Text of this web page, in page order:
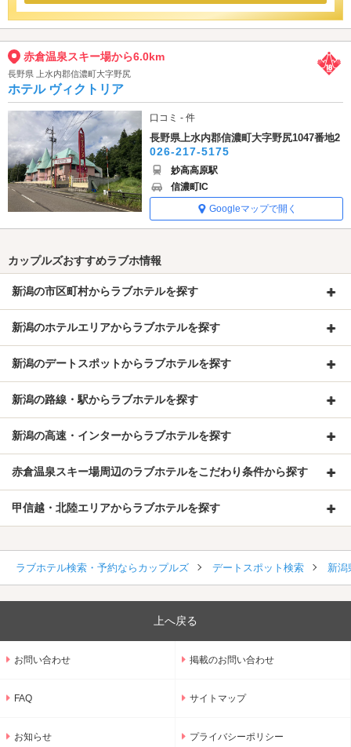
赤倉温泉スキー場から6.0km
長野県 上水内郡信濃町大字野尻
ホテル ヴィクトリア
口コミ - 件
長野県上水内郡信濃町大字野尻1047番地2
026-217-5175
妙高高原駅
信濃町IC
Googleマップで開く
カップルズおすすめラブホ情報
新潟の市区町村からラブホテルを探す
新潟のホテルエリアからラブホテルを探す
新潟のデートスポットからラブホテルを探す
新潟の路線・駅からラブホテルを探す
新潟の高速・インターからラブホテルを探す
赤倉温泉スキー場周辺のラブホテルをこだわり条件から探す
甲信越・北陸エリアからラブホテルを探す
ラブホテル検索・予約ならカップルズ デートスポット検索 新潟
上へ戻る
お問い合わせ 掲載のお問い合わせ
FAQ サイトマップ
お知らせ プライバシーポリシー